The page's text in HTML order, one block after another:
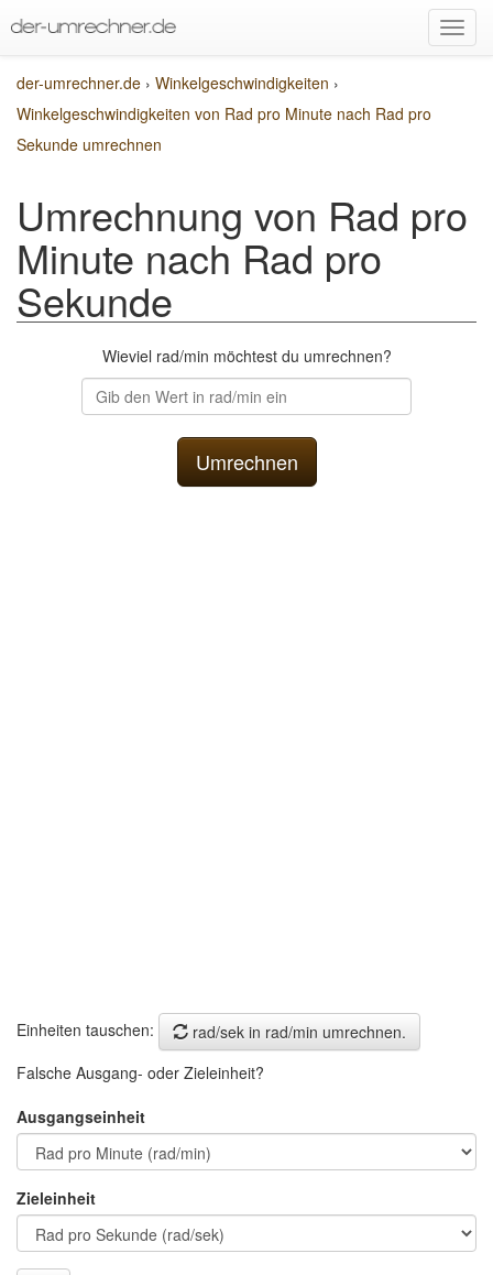
der-umrechner.de › Winkelgeschwindigkeiten ›
Winkelgeschwindigkeiten von Rad pro Minute nach Rad pro
Sekunde umrechnen
Umrechnung von Rad pro
Minute nach Rad pro
Sekunde
Wieviel rad/min möchtest du umrechnen?
Einheiten tauschen:
rad/sek in rad/min umrechnen.
Falsche Ausgang- oder Zieleinheit?
Ausgangseinheit
Zieleinheit